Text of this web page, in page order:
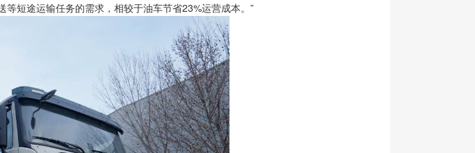
短途运输任务的需求，相较于油车节省23%运营成本。”